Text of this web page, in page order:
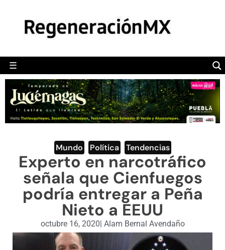
☰
POLÍTICA
CAMALEÓN
OPINIÓN
DEPORTES
ENGLISH SECTION
VIDEOS
Mundo Política Tendencias
Experto en narcotráfico
señala que Cienfuegos
podría entregar a Peña
Nieto a EEUU
octubre 16, 2020| Alam Bernal Avendaño